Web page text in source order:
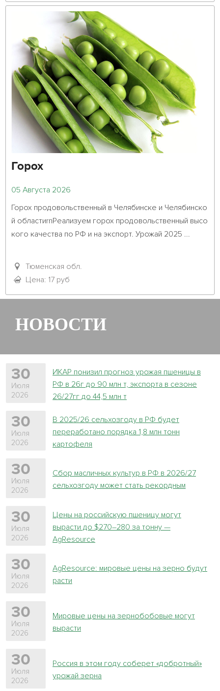
Горох
05 Августа 2026
Горох продовольственный в Челябинске и Челябинско
й областиrnРеализуем горох продовольственный высо
кого качества по РФ и на экспорт. Урожай 2025 ...
Тюменская обл.
Цена: 17 руб
НОВОСТИ
30
Июля
2026
ИКАР понизил прогноз урожая пшеницы в
РФ в 26г до 90 млн т, экспорта в сезоне
26/27гг до 44,5 млн т
30
Июля
2026
В 2025/26 сельхозгоду в РФ будет
переработано порядка 1,8 млн тонн
картофеля
30
Июля
2026
Сбор масличных культур в РФ в 2026/27
сельхозгоду может стать рекордным
30
Июля
2026
Цены на российскую пшеницу могут
вырасти до $270–280 за тонну —
AgResource
30
Июля
2026
AgResource: мировые цены на зерно будут
расти
30
Июля
2026
Мировые цены на зернобобовые могут
вырасти
30
Июля
2026
Россия в этом году соберет «добротный»
урожай зерна